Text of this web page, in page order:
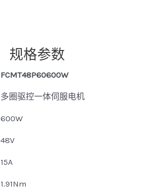
规格参数
FCMT48P60600W
多圈驱控一体伺服电机
600W
48V
15A
1.91Nm